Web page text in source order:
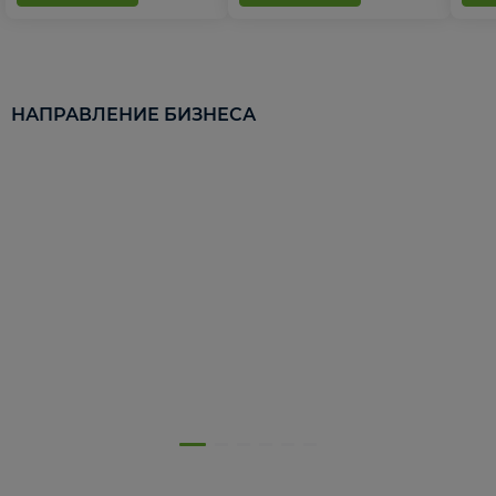
НАПРАВЛЕНИЕ БИЗНЕСА